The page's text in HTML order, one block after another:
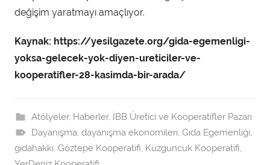
değişim yaratmayı amaçlıyor.
Kaynak: https://yesilgazete.org/gida-egemenligi-
yoksa-gelecek-yok-diyen-ureticiler-ve-
kooperatifler-28-kasimda-bir-arada/
Atölyeler, Haberler,
İBB Üretici ve Kooperatifler Pazarı
Dayanışma, dayanışma ekonomileri, Gıda Egemenliği,
gıdahakkı, Göztepe Kooperatifi, Kuzguncuk Kooperatifi,